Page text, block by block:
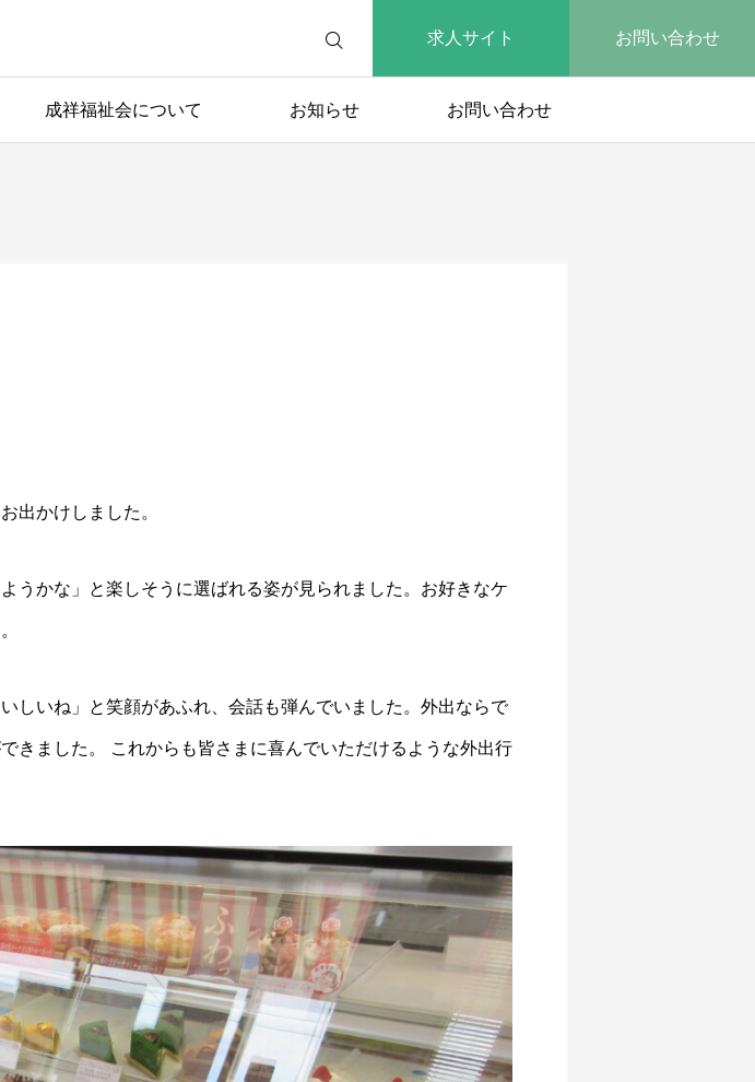
求人サイト お問い合わせ
成祥福祉会について お知らせ お問い合わせ
出かけしました。
うかな」と楽しそうに選ばれる姿が見られました。お好きなケ
しいね」と笑顔があふれ、会話も弾んでいました。外出ならで
きました。 これからも皆さまに喜んでいただけるような外出行